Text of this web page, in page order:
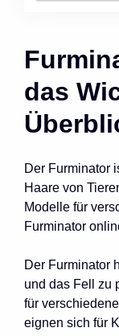
das
Der Furminator
Haare von
Modelle für
Furminator
Der Furminator
und das Fell zu
für
eignen sich für